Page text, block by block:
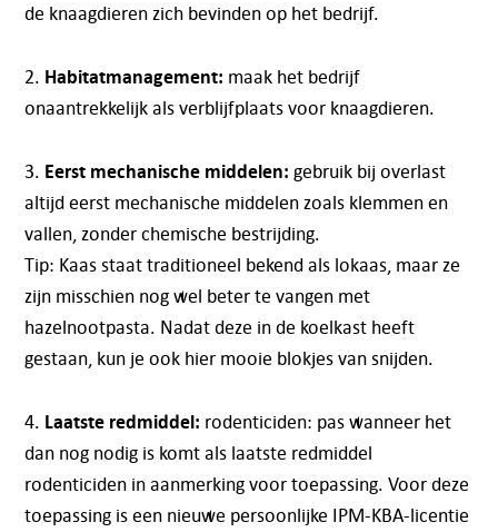
de knaagdieren zich bevinden op het bedrijf.
2. Habitatmanagement: maak het bedrijf
onaantrekkelijk als verblijfplaats voor knaagdieren.
3. Eerst mechanische middelen: gebruik bij overlast
altijd eerst mechanische middelen zoals klemmen en
vallen, zonder chemische bestrijding.
Tip: Kaas staat traditioneel bekend als lokaas, maar ze
zijn misschien nog wel beter te vangen met
hazelnootpasta. Nadat deze in de koelkast heeft
gestaan, kun je ook hier mooie blokjes van snijden.
4. Laatste redmiddel: rodenticiden: pas wanneer het
dan nog nodig is komt als laatste redmiddel
rodenticiden in aanmerking voor toepassing. Voor deze
toepassing is een nieuwe persoonlijke IPM-KBA-licentie